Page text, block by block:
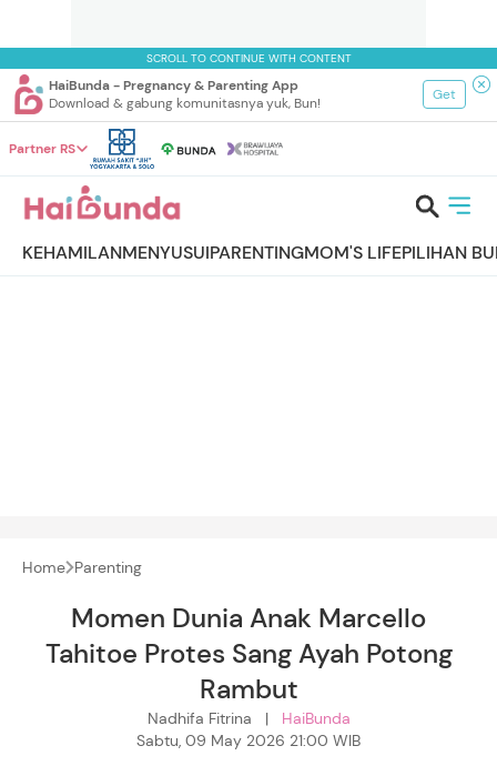
SCROLL TO CONTINUE WITH CONTENT
HaiBunda - Pregnancy & Parenting App
Download & gabung komunitasnya yuk, Bun!
Get
Partner RS
KEHAMILANMENYUSUIPARENTINGMOM'S LIFEPILIHAN
Home Parenting
Momen Dunia Anak Marcello
Tahitoe Protes Sang Ayah Potong
Rambut
Nadhifa Fitrina | HaiBunda
Sabtu, 09 May 2026 21:00 WIB